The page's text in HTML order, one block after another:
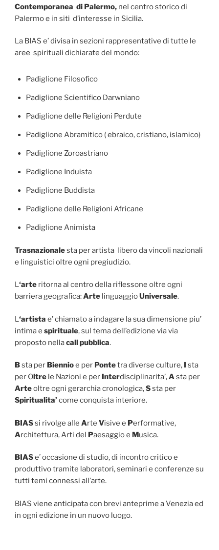
Contemporanea di Palermo, nel centro storico di
Palermo e in siti d’interesse in Sicilia.
La BIAS e’ divisa in sezioni rappresentative di tutte le
aree spirituali dichiarate del mondo:
Padiglione Filosofico
Padiglione Scientifico Darwniano
Padiglione delle Religioni Perdute
Padiglione Abramitico ( ebraico, cristiano, islamico)
Padiglione Zoroastriano
Padiglione Induista
Padiglione Buddista
Padiglione delle Religioni Africane
Padiglione Animista
Trasnazionalesta per artista libero da vincoli nazionali
e linguistici oltre ogni pregiudizio.
L‘arte ritorna al centro della riflessone oltre ogni
barriera geografica:Arte linguaggioUniversale.
L ‘artista e’ chiamato a indagare la sua dimensione piu’
intima e spirituale, sul tema dell’edizione via via
proposto nellacall pubblica.
Bsta per Biennioe per Pontetra diverse culture, I sta
per Oltre le Nazioni e per Interdisciplinarita’,Asta per
Arteoltre ogni gerarchia cronologica,Ssta per
Spiritualita’come conquista interiore.
BIASsi rivolge alle Arte Visive e Performative,
Architettura, Arti del Paesaggio e Musica.
BIASe’ occasione di studio, di incontro critico e
produttivo tramite laboratori, seminari e conferenze su
tutti temi connessi all’arte.
BIAS viene anticipata con brevi anteprime a Venezia ed
in ogni edizione in un nuovo luogo.